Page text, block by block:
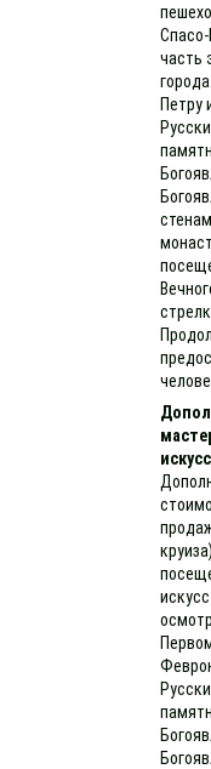
часть
Петру